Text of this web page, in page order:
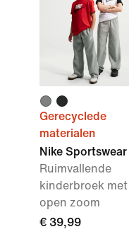
Gerecyclede
materialen
Nike Sportswear
Ruimvallende
kinderbroek met
open zoom
€ 39,99